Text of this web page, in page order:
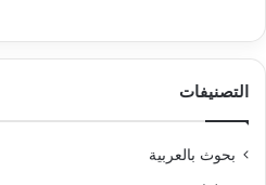
التصنيفات
بحوث بالعربية